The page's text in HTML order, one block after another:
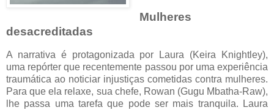
Mulheres
desacreditadas
A narrativa é protagonizada por Laura (Keira Knightley),
uma repórter que recentemente passou por uma experiência
traumática ao noticiar injustiças cometidas contra mulheres.
Para que ela relaxe, sua chefe, Rowan (Gugu Mbatha-Raw),
lhe passa uma tarefa que pode ser mais tranquila. Laura